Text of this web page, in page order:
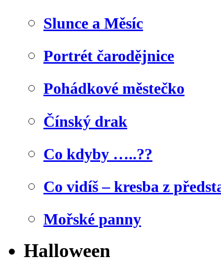
Slunce a Měsíc
Portrét čarodějnice
Pohádkové městečko
Čínský drak
Co kdyby …..??
Co vidíš – kresba z
Mořské panny
Halloween